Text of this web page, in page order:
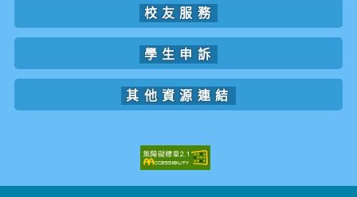
校友服務
學生申訴
其他資源連結